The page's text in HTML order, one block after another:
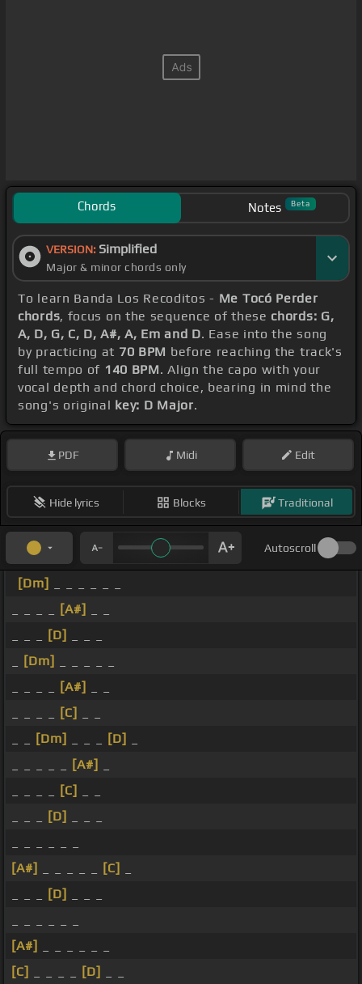
Chords Notes Beta
VERSION: Simplified
Major & minor chords only
To learn Banda Los Recoditos - Me Tocó Perder
chords, focus on the sequence of these chords: G,
A, D, G, C, D, A#, A, Em and D. Ease into the song
by practicing at 70 BPM before reaching the track's
full tempo of 140 BPM. Align the capo with your
vocal depth and chord choice, bearing in mind the
song's original key: D Major.
PDF Midi Edit
Hide lyrics Blocks Traditional
Autoscroll
[Dm]
[A#]
[D]
[Dm]
[A#]
[C]
[Dm] [D]
[A#]
[C]
[D]
[A#]
[C]
[D]
[A#]
[C]
[D]